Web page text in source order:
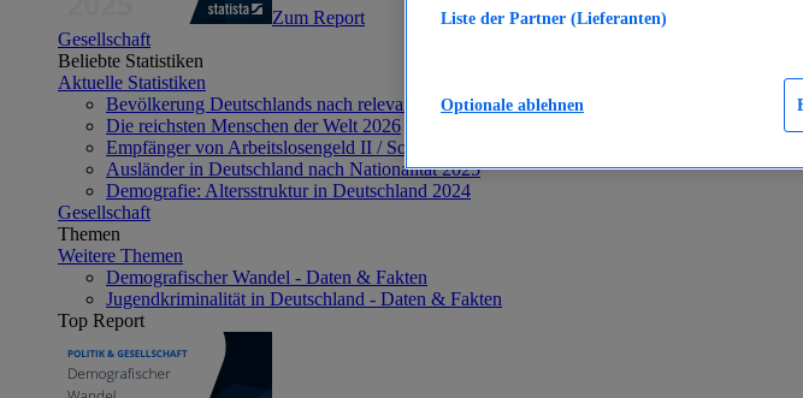
Zum Report
Gesellschaft
Beliebte Statistiken
Aktuelle Statistiken
Bevölkerung Deutschlands nach relevanten Altersgruppen 2024
Die reichsten Menschen der Welt 2026
Empfänger von Arbeitslosengeld II / Sozialgeld / Bürgergeld in Deutschland 2005-2025
Ausländer in Deutschland nach Nationalität 2025
Demografie: Altersstruktur in Deutschland 2024
Gesellschaft
Themen
Weitere Themen
Demografischer Wandel - Daten & Fakten
Jugendkriminalität in Deutschland - Daten & Fakten
Top Report
Liste der Partner (Lieferanten)
Optionale ablehnen